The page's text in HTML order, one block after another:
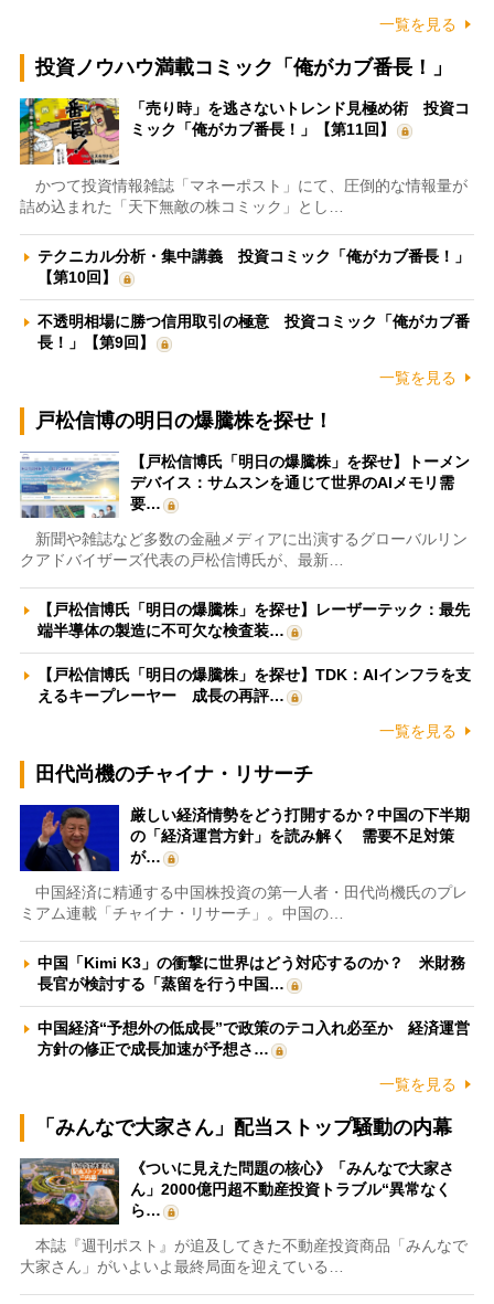
一覧を見る
投資ノウハウ満載コミック「俺がカブ番長！」
「売り時」を逃さないトレンド見極め術 投資コ
ミック「俺がカブ番長！」【第11回】
かつて投資情報雑誌「マネーポスト」にて、圧倒的な情報量が
詰め込まれた「天下無敵の株コミック」とし…
テクニカル分析・集中講義 投資コミック「俺がカブ番長！」
【第10回】
不透明相場に勝つ信用取引の極意 投資コミック「俺がカブ番
長！」【第9回】
一覧を見る
戸松信博の明日の爆騰株を探せ！
【戸松信博氏「明日の爆騰株」を探せ】トーメン
デバイス：サムスンを通じて世界のAIメモリ需
要…
新聞や雑誌など多数の金融メディアに出演するグローバルリン
クアドバイザーズ代表の戸松信博氏が、最新…
【戸松信博氏「明日の爆騰株」を探せ】レーザーテック：最先
端半導体の製造に不可欠な検査装…
【戸松信博氏「明日の爆騰株」を探せ】TDK：AIインフラを支
えるキープレーヤー 成長の再評…
一覧を見る
田代尚機のチャイナ・リサーチ
厳しい経済情勢をどう打開するか？中国の下半期
の「経済運営方針」を読み解く 需要不足対策
が…
中国経済に精通する中国株投資の第一人者・田代尚機氏のプレ
ミアム連載「チャイナ・リサーチ」。中国の…
中国「Kimi K3」の衝撃に世界はどう対応するのか？ 米財務
長官が検討する「蒸留を行う中国…
中国経済“予想外の低成長”で政策のテコ入れ必至か 経済運営
方針の修正で成長加速が予想さ…
一覧を見る
「みんなで大家さん」配当ストップ騒動の内幕
《ついに見えた問題の核心》「みんなで大家さ
ん」2000億円超不動産投資トラブル“異常なく
ら…
本誌『週刊ポスト』が追及してきた不動産投資商品「みんなで
大家さん」がいよいよ最終局面を迎えている…